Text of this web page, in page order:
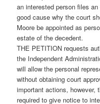
an interested person files
good cause why the court
Moore be appointed as
estate of the decedent.
THE PETITION requests
the Independent
will allow the personal
without obtaining court
important actions, however,
required to give notice to